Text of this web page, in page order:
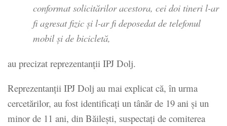
conformat solicitărilor acestora, cei doi tineri l-ar
fi agresat fizic şi l-ar fi deposedat de telefonul
mobil şi de bicicletă,
au precizat reprezentanţii IPJ Dolj.
Reprezentanţii IPJ Dolj au mai explicat că, în urma
cercetărilor, au fost identificaţi un tânăr de 19 ani şi un
minor de 11 ani, din Băileşti, suspectaţi de comiterea